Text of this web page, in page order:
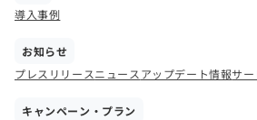
導入事例
お知らせ
プレスリリースニュース アップデート情報サ
キャンペーン・プラン